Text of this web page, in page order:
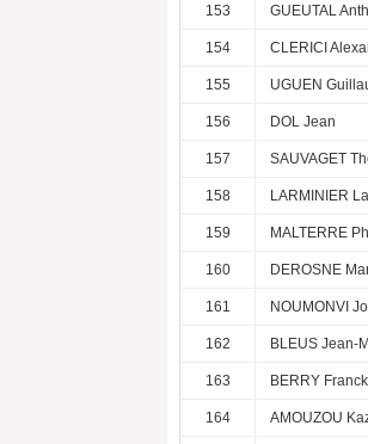
153 GUEUTAL
154 CLERICI
155 UGUEN
156 DOL Jean
157 SAUVAGET
158 LARMINIER
159 MALTERRE
160 DEROSNE
161 NOUMONVI
162 BLEUS Jean-
163 BERRY Franck
164 AMOUZOU